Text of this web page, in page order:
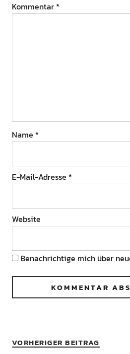
Kommentar *
Name *
E-Mail-Adresse *
Website
Benachrichtige mich über
VORHERIGER BEITRAG